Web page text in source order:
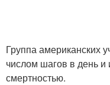
ходьба
Группа американских
числом шагов в день и
смертностью.